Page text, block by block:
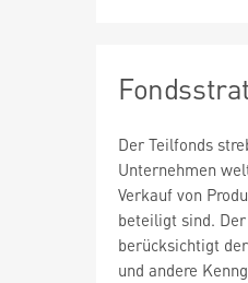
Der Teilfonds
Unternehmen
Verkauf von
beteiligt sind.
berücksichtigt
und andere